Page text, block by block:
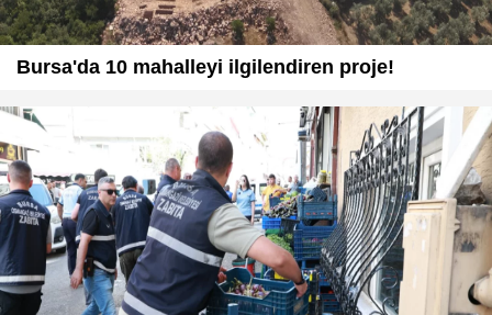
Bursa'da 10 mahalleyi ilgilendiren proje!